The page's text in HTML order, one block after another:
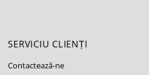
SERVICIU CLIENȚI
Contactează-ne